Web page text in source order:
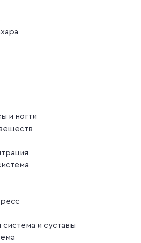
и ногти
и суставы